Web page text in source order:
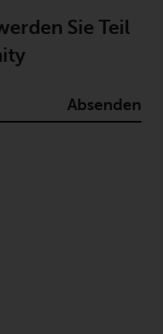
dieser
Sie Teil
Absenden